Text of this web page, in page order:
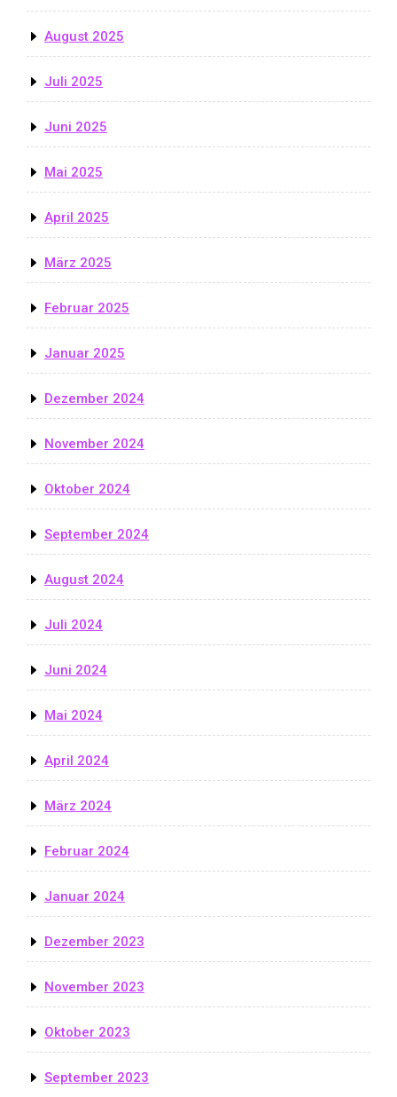
August 2025
Juli 2025
Juni 2025
Mai 2025
April 2025
März 2025
Februar 2025
Januar 2025
Dezember 2024
November 2024
Oktober 2024
September 2024
August 2024
Juli 2024
Juni 2024
Mai 2024
April 2024
März 2024
Februar 2024
Januar 2024
Dezember 2023
November 2023
Oktober 2023
September 2023